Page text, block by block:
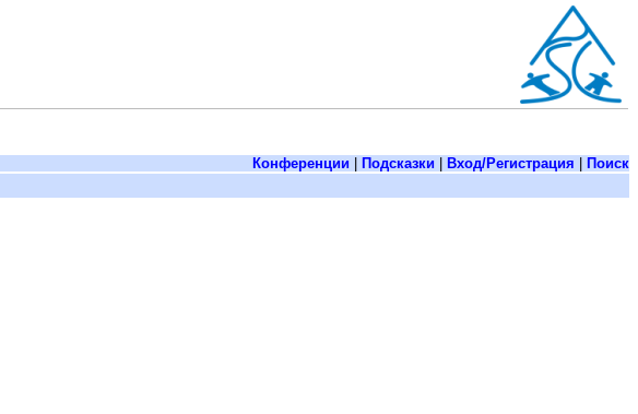
Конференции Подсказки Вход/Регистрация Поиск